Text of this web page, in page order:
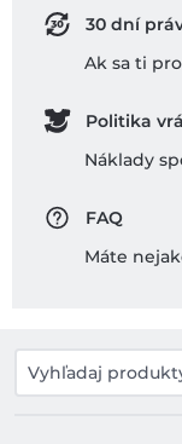
30 dní
Ak sa ti
Politika
Náklady
FAQ
Máte